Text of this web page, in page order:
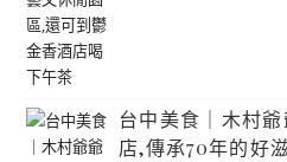
台中美食｜木村
店,傳承70年的好